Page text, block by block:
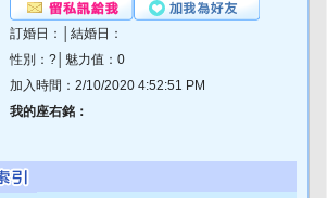
訂婚日：│結婚日：
性別：?│魅力值：0
加入時間：2/10/2020 4:52:51 PM
我的座右銘：